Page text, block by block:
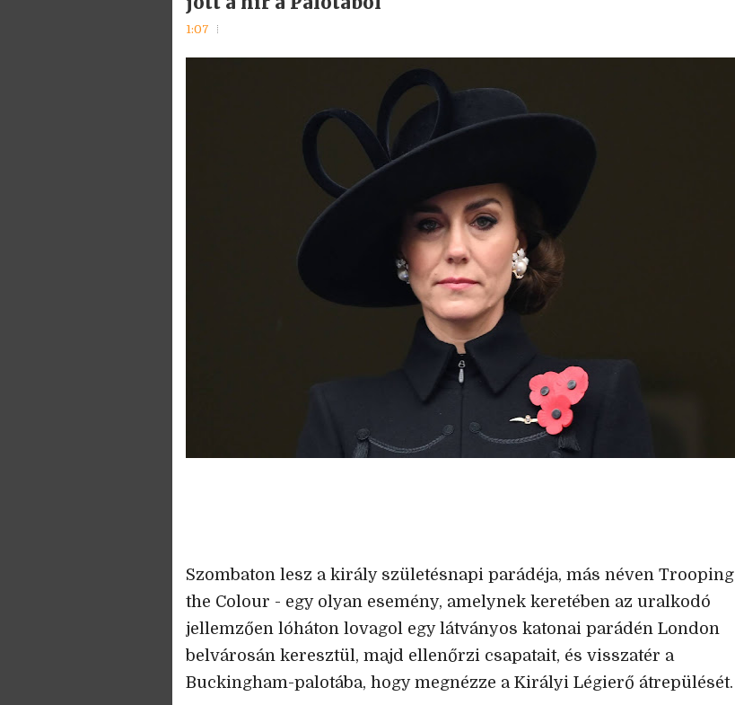
1:07
Szombaton lesz a király születésnapi parádéja, más néven Trooping
the Colour - egy olyan esemény, amelynek keretében az uralkodó
jellemzően lóháton lovagol egy látványos katonai parádén London
belvárosán keresztül, majd ellenőrzi csapatait, és visszatér a
Buckingham-palotába, hogy megnézze a Királyi Légierő átrepülését.